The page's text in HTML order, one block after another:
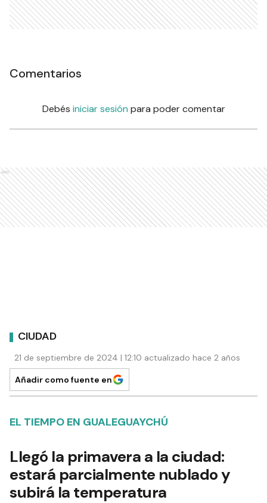
Comentarios
Debés iniciar sesión para poder comentar
Ads
CIUDAD
21 de septiembre de 2024 | 12:10 actualizado hace 2 años
Añadir como fuente en
EL TIEMPO EN GUALEGUAYCHÚ
Llegó la primavera a la ciudad:
estará parcialmente nublado y
subirá la temperatura